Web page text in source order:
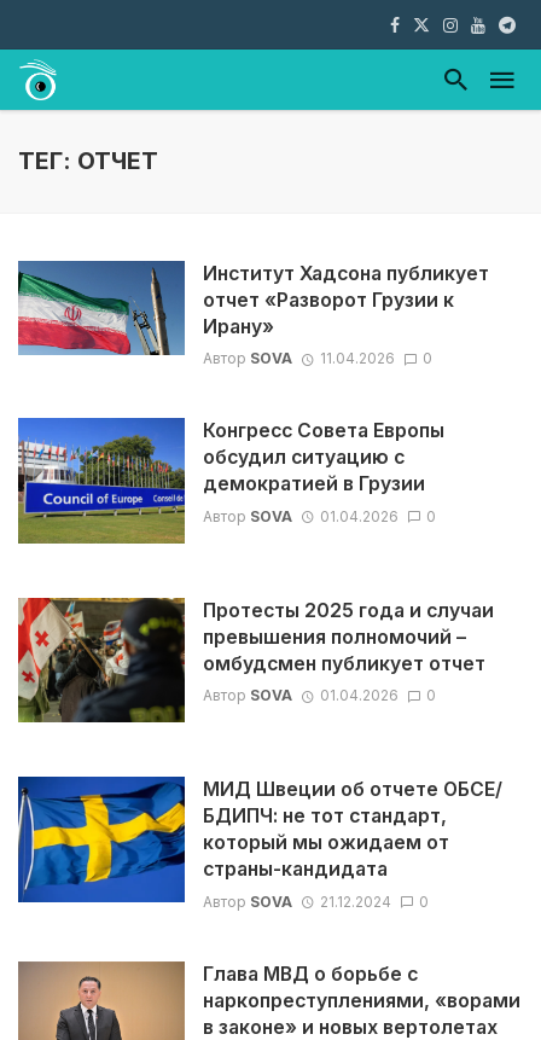
ТЕГ: ОТЧЕТ
Институт Хадсона публикует
отчет «Разворот Грузии к
Ирану»
Автор SOVA 11.04.2026 0
Конгресс Совета Европы
обсудил ситуацию с
демократией в Грузии
Автор SOVA 01.04.2026 0
Протесты 2025 года и случаи
превышения полномочий –
омбудсмен публикует отчет
Автор SOVA 01.04.2026 0
МИД Швеции об отчете ОБСЕ/
БДИПЧ: не тот стандарт,
который мы ожидаем от
страны-кандидата
Автор SOVA 21.12.2024 0
Глава МВД о борьбе с
наркопреступлениями, «ворами
в законе» и новых вертолетах